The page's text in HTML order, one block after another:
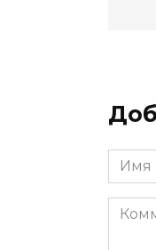
Имя
*